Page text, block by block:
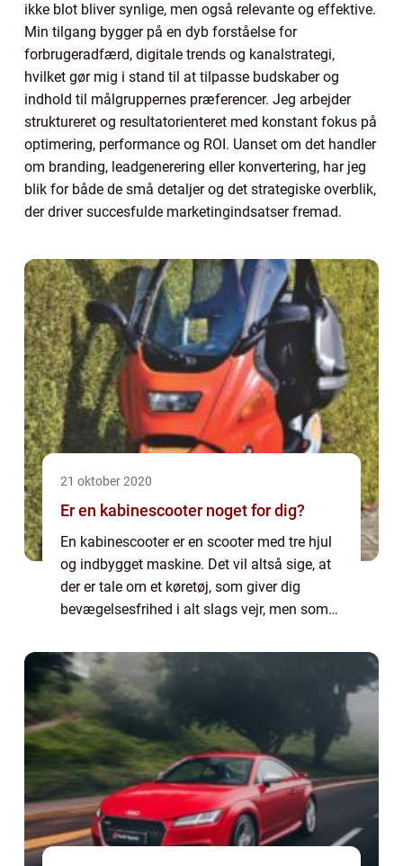
ikke blot bliver synlige, men også relevante og effektive.
Min tilgang bygger på en dyb forståelse for
forbrugeradfærd, digitale trends og kanalstrategi,
hvilket gør mig i stand til at tilpasse budskaber og
indhold til målgruppernes præferencer. Jeg arbejder
struktureret og resultatorienteret med konstant fokus på
optimering, performance og ROI. Uanset om det handler
om branding, leadgenerering eller konvertering, har jeg
blik for både de små detaljer og det strategiske overblik,
der driver succesfulde marketingindsatser fremad.
21 oktober 2020
Er en kabinescooter noget for dig?
En kabinescooter er en scooter med tre hjul
og indbygget maskine. Det vil altså sige, at
der er tale om et køretøj, som giver dig
bevægelsesfrihed i alt slags vejr, men som
du være sikker på, at en kabinesco...